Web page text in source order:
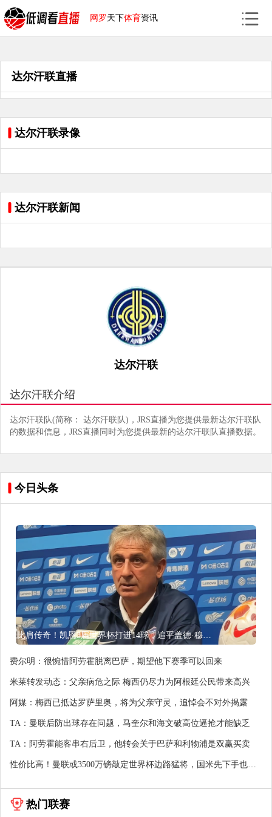
网罗天下体育资讯
达尔汗联直播
达尔汗联录像
达尔汗联新闻
达尔汗联
达尔汗联介绍
达尔汗联队(简称： 达尔汗联队)，JRS直播为您提供最新达尔汗联队
的数据和信息，JRS直播同时为您提供最新的达尔汗联队直播数据。
今日头条
比肩传奇！凯恩3届世界杯打进14球，追平盖德·穆勒并排前史第5
费尔明：很惋惜阿劳霍脱离巴萨，期望他下赛季可以回来
米莱转发动态：父亲病危之际 梅西仍尽力为阿根廷公民带来高兴
阿媒：梅西已抵达罗萨里奥，将为父亲守灵，追悼会不对外揭露
TA：曼联后防出球存在问题，马奎尔和海文破高位逼抢才能缺乏
TA：阿劳霍能客串右后卫，他转会关于巴萨和利物浦是双赢买卖
性价比高！曼联或3500万镑敲定世界杯边路猛将，国米先下手也没
热门联赛